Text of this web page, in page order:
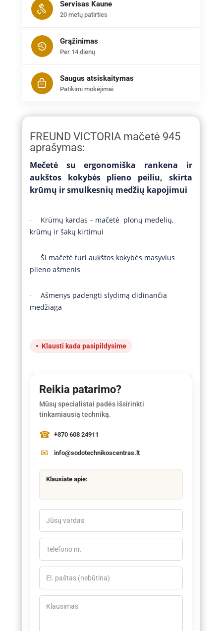
Servisas Kaune
20 metų patirties
Grąžinimas
Per 14 dienų
Saugus atsiskaitymas
Patikimi mokėjimai
FREUND VICTORIA mačetė 945
aprašymas:
Mečetė su ergonomiška rankena ir
aukštos kokybės plieno peiliu, skirta
krūmų ir smulkesnių medžių kapojimui
·
Krūmų kardas – mačetė plonų medelių,
krūmų ir šakų kirtimui
·
Ši mačetė turi aukštos kokybės masyvius
plieno ašmenis
·
Ašmenys padengti slydimą didinančia
medžiaga
Klausti kada pasipildysime
Reikia patarimo?
Mūsų specialistai padės išsirinkti
tinkamiausią techniką.
+370 608 24911
info@sodotechnikoscentras.lt
Klausiate apie: